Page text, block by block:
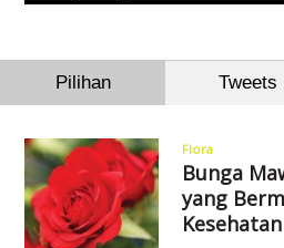
Pilihan Tweets
Flora
Bunga
yang
Kesehatan